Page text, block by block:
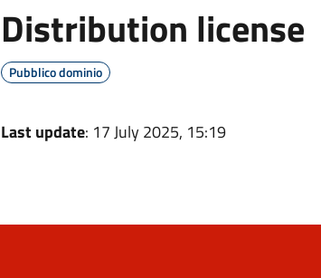
Distribution license
Pubblico dominio
Last update: 17 July 2025, 15:19